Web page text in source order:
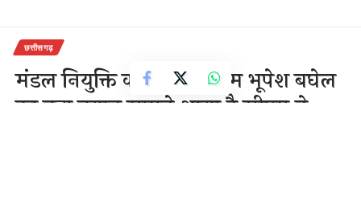
छत्तीसगढ़
मंडल नियुक्ति को लेकर सीएम भूपेश बघेल
का बड़ा बयान सामने आया है सीएम ने